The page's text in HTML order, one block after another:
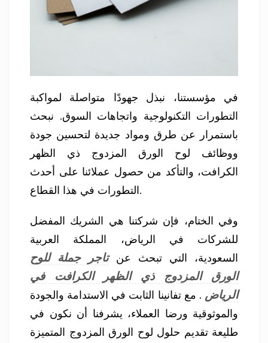
في مؤسستنا، نبذل جهودًا متواصلة لمواكبة
التطورات التكنولوجية واتجاهات السوق. نبحث
باستمرار عن طرق ومواد جديدة لتحسين جودة
ووظائف لوح الورق المزدوج ذي الظهر
الكرافت، والتأكد من حصول عملائنا على أحدث
التطورات في هذا القطاع.
وفي الختام، فإن شركتنا هي الشريك المفضل
للشركات في الرياض، المملكة العربية
السعودية، التي تبحث عنتاجر جملة للوح
الورق المزدوج ذي الظهر الكرافت في
الرياض . مع تفانينا الثابت في الاستدامة والجودة
والموثوقية ورضا العملاء، يشرفنا أن نكون في
طليعة تقديم حلول لوح الورق المزدوج المتميزة